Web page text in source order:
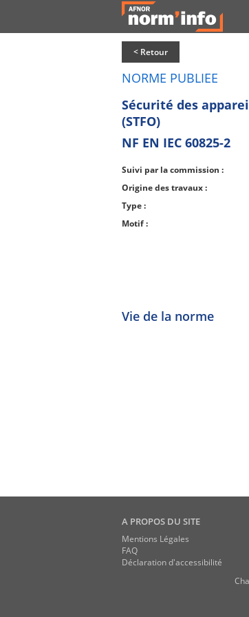
< Retour
NORME PUBLIEE
Sécurité des
(STFO)
NF EN IEC 60825-2
Suivi par la commission :
Origine des travaux :
Type :
Motif :
Vie de la norme
A PROPOS DU SITE
Mentions Légales
FAQ
Déclaration d'accessibilité